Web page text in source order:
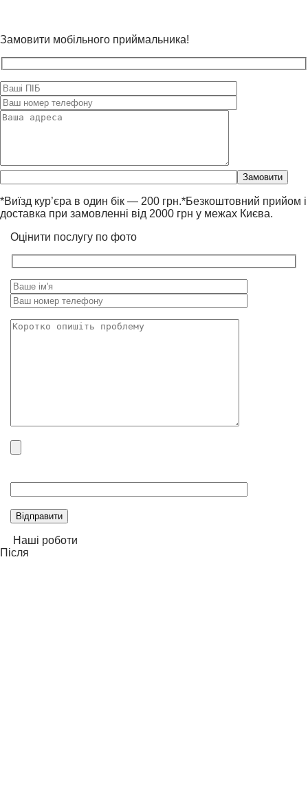
Замовити мобільного приймальника!
leave
this
field
*Виїзд кур’єра в один бік — 200 грн.*Безкоштовний прийом і
доставка при замовленні від 2000 грн у межах Києва.
Оцінити послугу по фото
this
field
empty.
Наші роботи
Після